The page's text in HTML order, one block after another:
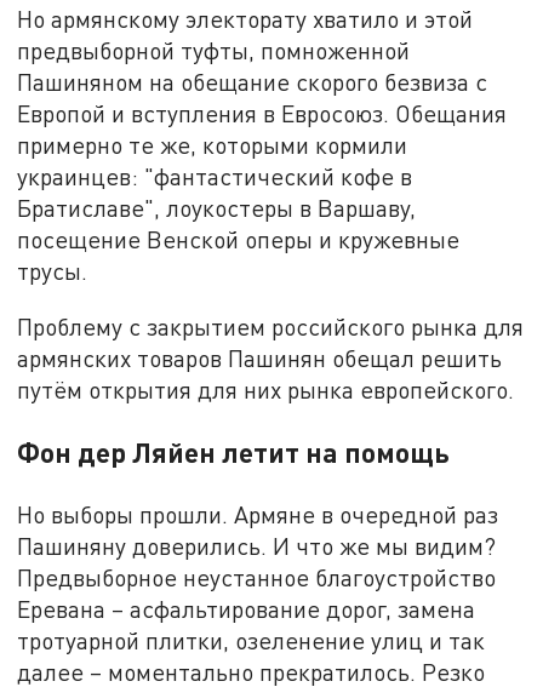
Но армянскому электорату хватило и этой
предвыборной туфты, помноженной
Пашиняном на обещание скорого безвиза с
Европой и вступления в Евросоюз. Обещания
примерно те же, которыми кормили
украинцев: "фантастический кофе в
Братиславе", лоукостеры в Варшаву,
посещение Венской оперы и кружевные
трусы.
Проблему с закрытием российского рынка для
армянских товаров Пашинян обещал решить
путём открытия для них рынка европейского.
Фон дер Ляйен летит на помощь
Но выборы прошли. Армяне в очередной раз
Пашиняну доверились. И что же мы видим?
Предвыборное неустанное благоустройство
Еревана – асфальтирование дорог, замена
тротуарной плитки, озеленение улиц и так
далее – моментально прекратилось. Резко